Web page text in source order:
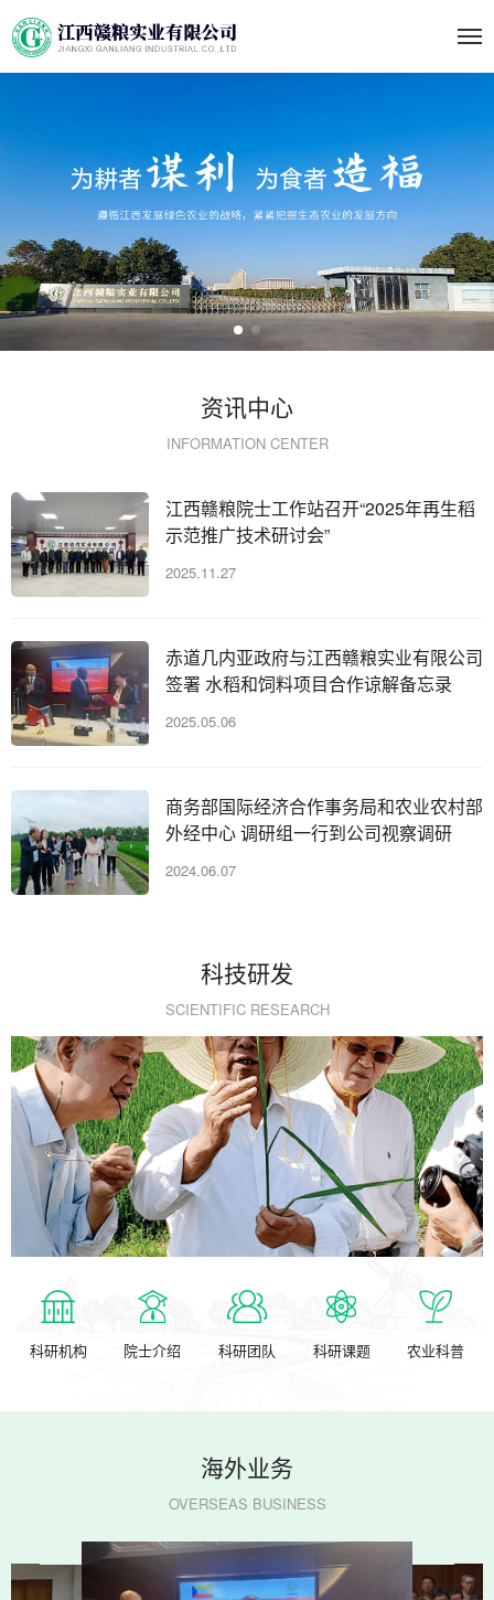
资讯中心
INFORMATION CENTER
江西赣粮院士工作站召开“2025年再生稻
示范推广技术研讨会”
2025.11.27
赤道几内亚政府与江西赣粮实业有限公司
签署 水稻和饲料项目合作谅解备忘录
2025.05.06
商务部国际经济合作事务局和农业农村部
外经中心 调研组一行到公司视察调研
2024.06.07
科技研发
SCIENTIFIC RESEARCH
科研机构 院士介绍 科研团队 科研课题 农业科普
海外业务
OVERSEAS BUSINESS